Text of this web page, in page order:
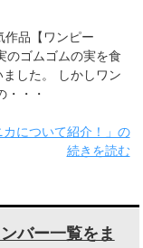
作品【ワンピー
のゴムゴムの実を食
した。 しかしワン
・・・
カについて紹介！」の
続きを読む
バー一覧をま